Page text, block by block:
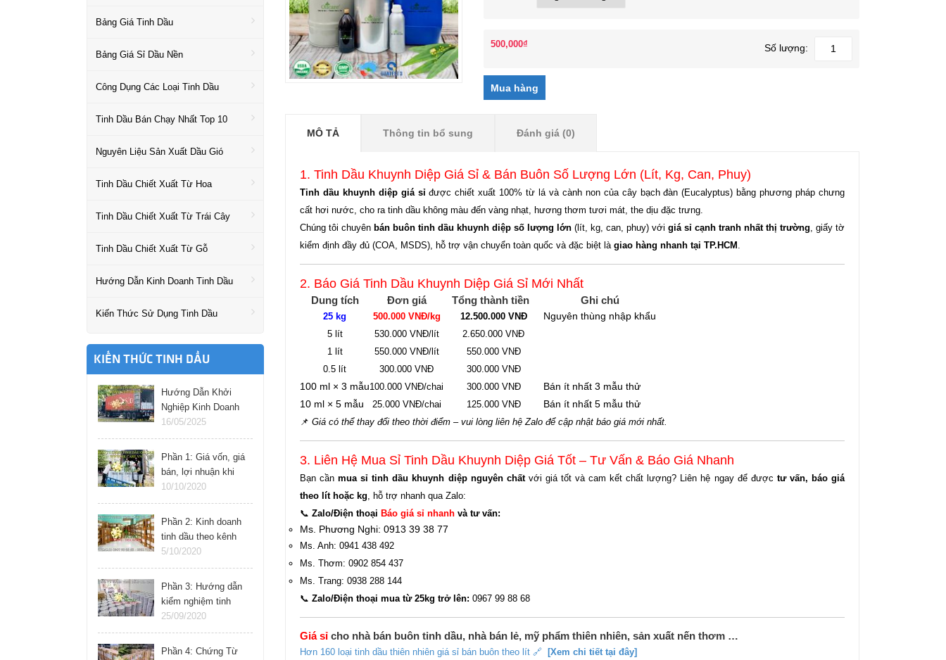
Bảng Giá Tinh Dầu
Bảng Giá Sỉ Dầu Nền
Công Dụng Các Loại Tinh Dầu
Tinh Dầu Bán Chạy Nhất Top 10
Nguyên Liệu Sản Xuất Dầu Gió
Tinh Dầu Chiết Xuất Từ Hoa
Tinh Dầu Chiết Xuất Từ Trái Cây
Tinh Dầu Chiết Xuất Từ Gỗ
Hướng Dẫn Kinh Doanh Tinh Dầu
Kiến Thức Sử Dụng Tinh Dầu
KIẾN THỨC TINH DẦU
Hướng Dẫn Khởi
Nghiệp Kinh Doanh
Tinh Dầu Thành
Công: Bí Quyết &
Hướng Dẫn Từng
Bước
16/05/2025
Phần 1: Giá vốn, giá
bán, lợi nhuận khi
kinh doanh tinh dầu
online
10/10/2020
Phần 2: Kinh doanh
tinh dầu theo kênh
nào cho hiệu quả
5/10/2020
Phần 3: Hướng dẫn
kiểm nghiệm tinh
dầu tại nhà
25/09/2020
Phần 4: Chứng Từ
500,000₫ Số lượng:
MÔ TẢ Thông tin bổ sung Đánh giá (0)
1. Tinh Dầu Khuynh Diệp Giá Sỉ & Bán Buôn Số Lượng Lớn (Lít, Kg, Can, Phuy)
Tinh dầu khuynh diệp giá sỉđược chiết xuất 100% từ lá và cành non của cây bạch đàn (Eucalyptus) bằng phương pháp chưng
cất hơi nước, cho ra tinh dầu không màu đến vàng nhạt, hương thơm tươi mát, the dịu đặc trưng.
Chúng tôi chuyên bán buôn tinh dầu khuynh diệp số lượng lớn (lít, kg, can, phuy) với giá sỉ cạnh tranh nhất thị trường, giấy tờ
kiểm định đầy đủ (COA, MSDS), hỗ trợ vận chuyển toàn quốc và đặc biệt là giao hàng nhanh tại TP.HCM .
2. Báo Giá Tinh Dầu Khuynh Diệp Giá Sỉ Mới Nhất
Dung tích Đơn giá Tổng thành tiền Ghi chú
25 kg 500.000 VNĐ/kg 12.500.000 VNĐ Nguyên thùng nhập khẩu
5 lít 530.000 VNĐ/lít
2.650.000 VNĐ
1 lít
550.000 VNĐ/lít
550.000 VNĐ
0.5 lít
300.000 VNĐ 300.000 VNĐ
100 ml × 3 mẫu100.000 VNĐ/chai 300.000 VNĐ
Bán ít nhất 3 mẫu thử
10 ml × 5 mẫu
25.000 VNĐ/chai 125.000 VNĐ Bán ít nhất 5 mẫu thử
📌 Giá có thể thay đổi theo thời điểm – vui lòng liên hệ Zalo để cập nhật báo giá mới nhất.
3. Liên Hệ Mua Sỉ Tinh Dầu Khuynh Diệp Giá Tốt – Tư Vấn & Báo Giá Nhanh
Bạn cầnmua sỉ tinh dầu khuynh diệp nguyên chấtvới giá tốt và cam kết chất lượng? Liên hệ ngay để được tư vấn, báo giá
theo lít hoặc kg, hỗ trợ nhanh qua Zalo:
📞 Zalo/Điện thoại Báo giá sỉ nhanh và tư vấn:
Ms. Phương Nghi: 0913 39 38 77
Ms. Anh: 0941 438 492
Ms. Thơm: 0902 854 437
Ms. Trang: 0938 288 144
📞 Zalo/Điện thoại mua từ 25kg trở lên: 0967 99 88 68
Giá sỉ cho nhà bán buôn tinh dầu, nhà bán lẻ, mỹ phẩm thiên nhiên, sản xuất nến thơm …
Hơn 160 loại tinh dầu thiên nhiên giá sỉ bán buôn theo lít 🔗
[Xem chi tiết tại đây]